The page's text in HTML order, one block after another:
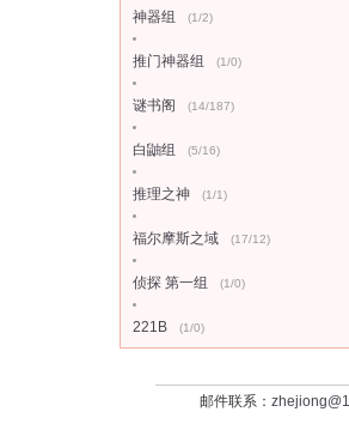
神器组 (1/2)
推门神器组 (1/0)
谜书阁 (14/187)
白鼬组 (5/16)
推理之神 (1/1)
福尔摩斯之域 (17/12)
侦探 第一组 (1/0)
221B (1/0)
邮件联系：